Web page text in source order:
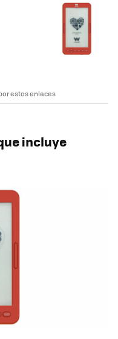
estos enlaces
incluye